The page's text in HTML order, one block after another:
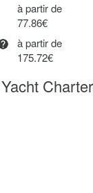
à partir de
77.86€
à partir de
175.72€
Charter